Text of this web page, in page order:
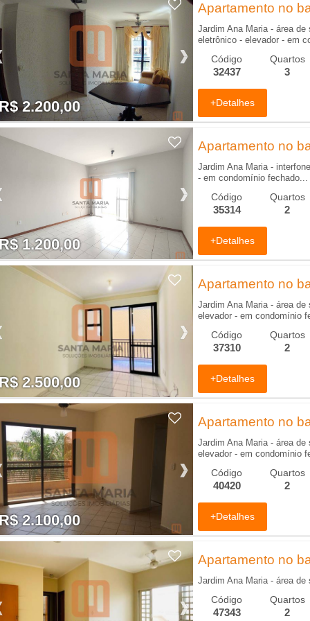
2.200,00 R$ 2.200,00
Apartamento no
Jardim Ana Maria - área
eletrônico - elevador - em
Código
32437
Quartos
3
+Detalhes
1.200,00 R$ 1.200,00
Apartamento no
Jardim Ana Maria -
- em condomínio fechado...
Código
35314
Quartos
2
+Detalhes
2.500,00 R$ 2.500,00
Apartamento no
Jardim Ana Maria - área
elevador - em condomínio
Código
37310
Quartos
2
+Detalhes
2.100,00 R$ 2.100,00
Apartamento no
Jardim Ana Maria - área
elevador - em condomínio
Código
40420
Quartos
2
+Detalhes
Apartamento no
Jardim Ana Maria - área
Código
47343
Quartos
2